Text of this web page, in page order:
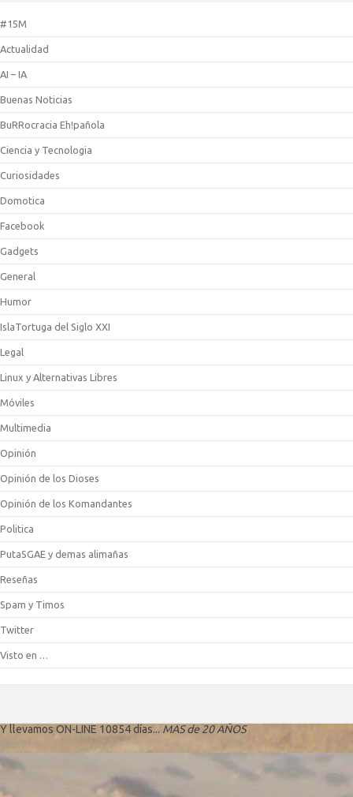
#15M
Actualidad
AI – IA
Buenas Noticias
BuRRocracia Eh!pañola
Ciencia y Tecnologia
Curiosidades
Domotica
Facebook
Gadgets
General
Humor
IslaTortuga del Siglo XXI
Legal
Linux y Alternativas Libres
Móviles
Multimedia
Opinión
Opinión de los Dioses
Opinión de los Komandantes
Politica
PutaSGAE y demas alimañas
Reseñas
Spam y Timos
Twitter
Visto en …
Y llevamos ON-LINE 10854 días... MAS de 20 AÑOS